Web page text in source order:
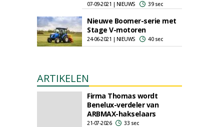
07-09-2021 | NIEUWS 39 sec
Nieuwe Boomer-serie met
Stage V-motoren
24-06-2021 | NIEUWS 40 sec
ARTIKELEN
Firma Thomas wordt
Benelux-verdeler van
ARBMAX-hakselaars
21-07-2026 33 sec